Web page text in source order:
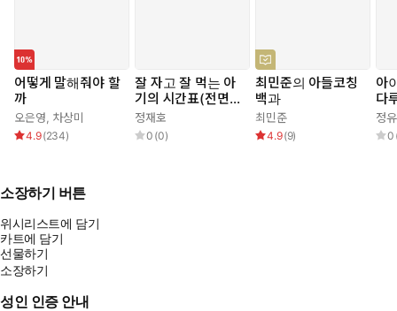
어떻게 말해줘야 할
까
오은영, 차상미
4.9(234)
잘 자고 잘 먹는 아
기의 시간표(전면개
정판)
정재호
0 (0)
최민준의 아들코칭
백과
최민준
4.9(9)
아
다
당
는
정유
0
소장하기 버튼
위시리스트에 담기
카트에 담기
선물하기
소장하기
성인 인증 안내